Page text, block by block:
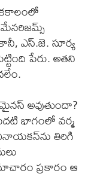
ఎస్.జె. సూర్య
పేరు. అతని
మైనస్ అవుతుందా?
భాగంలో వర్మ
తిరిగి
ప్రకారం ఆ